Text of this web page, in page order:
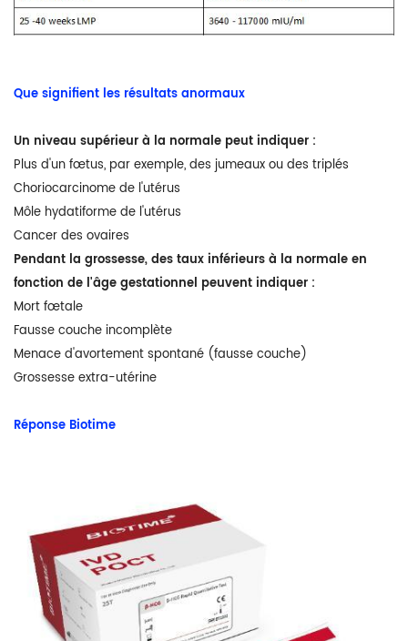
Que signifient les résultats anormaux
Un niveau supérieur à la normale peut indiquer :
Plus d'un fœtus, par exemple, des jumeaux ou des triplés
Choriocarcinome de l'utérus
Môle hydatiforme de l'utérus
Cancer des ovaires
Pendant la grossesse, des taux inférieurs à la normale en
fonction de l'âge gestationnel peuvent indiquer :
Mort fœtale
Fausse couche incomplète
Menace d'avortement spontané (fausse couche)
Grossesse extra-utérine
Réponse Biotime